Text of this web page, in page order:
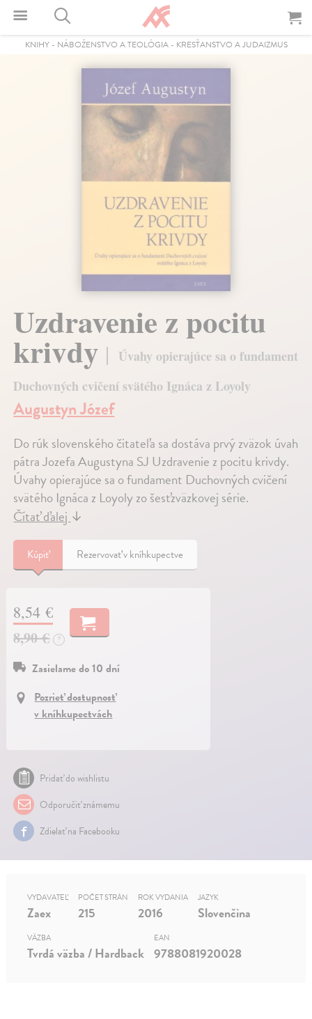
KNIHY- NÁBOŽENSTVO A TEOLÓGIA- KRESŤANSTVO A JUDAIZMUS
Uzdravenie z pocitu
krivdy
Úvahy opierajúce sa o fundament
Duchovných cvičení svätého Ignáca z Loyoly
Augustyn Józef
Do rúk slovenského čitateľa sa dostáva prvý zväzok úvah
pátra Jozefa Augustyna SJ Uzdravenie z pocitu krivdy.
Úvahy opierajúce sa o fundament Duchovných cvičení
svätého Ignáca z Loyoly zo šesťzväzkovej série.
Čítať ďalej↓
Kúpiť Rezervovať v kníhkupectve
8,54 €
8,90 €
?
Zasielame do 10 dní
Pozrieť dostupnosť
v kníhkupectvách
Pridať do wishlistu
Odporučiť známemu
Zdielať na Facebooku
VYDAVATEĽ
Zaex
POČET STRÁN
215
ROK VYDANIA
2016
JAZYK
Slovenčina
VÄZBA
Tvrdá väzba / Hardback
EAN
9788081920028